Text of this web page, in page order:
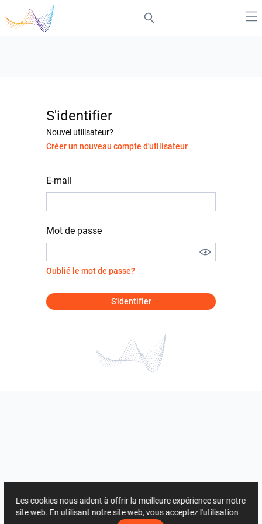
S'identifier
Nouvel utilisateur?
Créer un nouveau compte d'utilisateur
E-mail
Mot de passe
Oublié le mot de passe?
S'identifier
Les cookies nous aident à offrir la meilleure expérience sur notre
site web. En utilisant notre site web, vous acceptez l'utilisation